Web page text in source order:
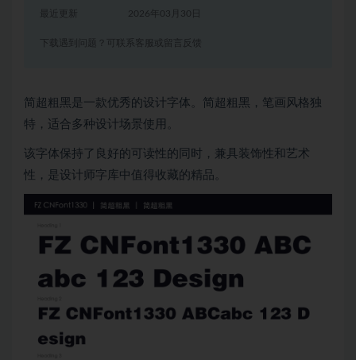
2026年03月30日
下载遇到问题？可联系客服或留言反馈
简超粗黑是一款优秀的设计字体。简超粗黑，笔画风格独
特，适合多种设计场景使用。
该字体保持了良好的可读性的同时，兼具装饰性和艺术
性，是设计师字库中值得收藏的精品。